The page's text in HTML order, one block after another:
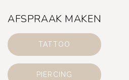
AFSPRAAK MAKEN
TATTOO
PIERCING